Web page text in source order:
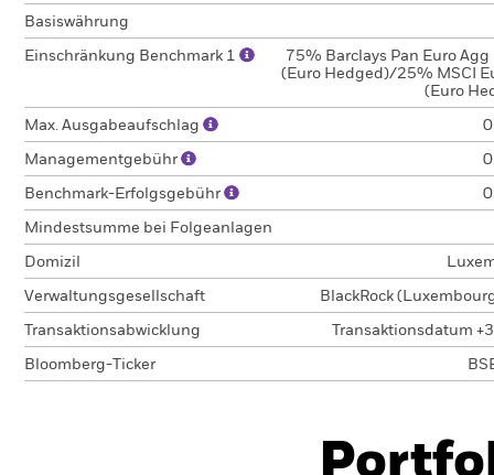
Basiswährung
Einschränkung Benchmark 1
75% Barclays Pan Euro Agg
(Euro Hedged)/25% MSCI
(Euro
Max. Ausgabeaufschlag
Managementgebühr
Benchmark-Erfolgsgebühr
Mindestsumme bei Folgeanlagen
Domizil
Verwaltungsgesellschaft BlackRock
Transaktionsabwicklung Transaktionsdatum
Bloomberg-Ticker